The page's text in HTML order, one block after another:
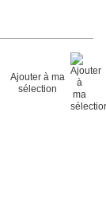
Ajouter à ma
sélection